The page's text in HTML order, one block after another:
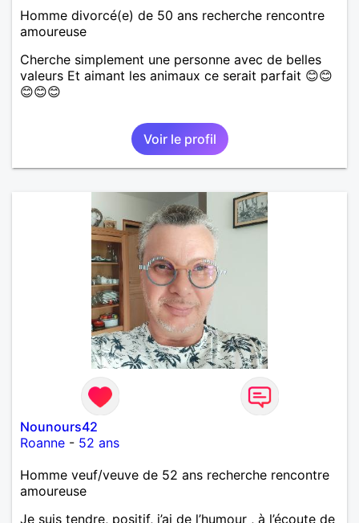
Homme divorcé(e) de 50 ans recherche rencontre
amoureuse
Cherche simplement une personne avec de belles
valeurs Et aimant les animaux ce serait parfait 😊😊
😊😊😊
Voir le profil
Nounours42
Roanne - 52 ans
Homme veuf/veuve de 52 ans recherche rencontre
amoureuse
Je suis tendre, positif, j’ai de l’humour , à l’écoute de